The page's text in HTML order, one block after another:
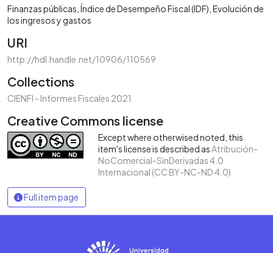
Finanzas públicas Índice de Desempeño Fiscal (IDF) Evolución de
los ingresos y gastos
URI
http://hdl.handle.net/10906/110569
Collections
CIENFI - Informes Fiscales 2021
Creative Commons license
Except where otherwised noted, this
item's license is described asAtribución-
NoComercial-SinDerivadas 4.0
Internacional (CC BY-NC-ND 4.0)
Full item page